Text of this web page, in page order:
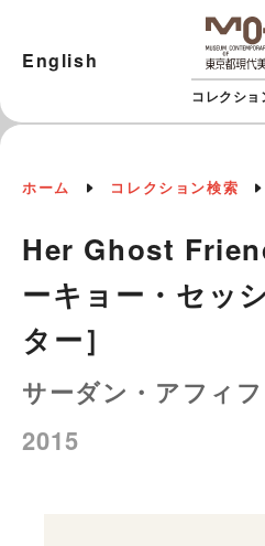
コレクショ
English
ホーム コレクション検索
Her Ghost
ーキョー・セッ
ター］
サーダン・アフィフ
2015